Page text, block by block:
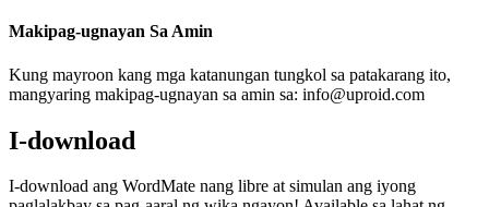
Makipag-ugnayan Sa Amin
Kung mayroon kang mga katanungan tungkol sa patakarang ito,
mangyaring makipag-ugnayan sa amin sa: info@uproid.com
I-download
I-download ang WordMate nang libre at simulan ang iyong